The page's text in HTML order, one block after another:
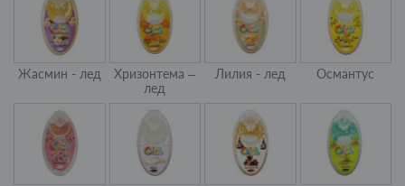
Жасмин - лед
Хризонтема –
лед
Лилия - лед Османтус